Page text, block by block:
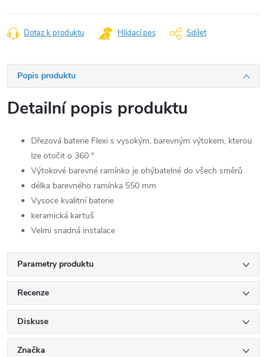
Dotaz k produktu Hlídací pes Sdílet
Popis produktu
Detailní popis produktu
Dřezová baterie Flexi s vysokým, barevným výtokem, kterou
lze otočit o 360 °
Výtokové barevné ramínko je ohýbatelné do všech směrů
délka barevného ramínka 550 mm
Vysoce kvalitní baterie
keramická kartuš
Velmi snadná instalace
Parametry produktu
Recenze
Diskuse
Značka